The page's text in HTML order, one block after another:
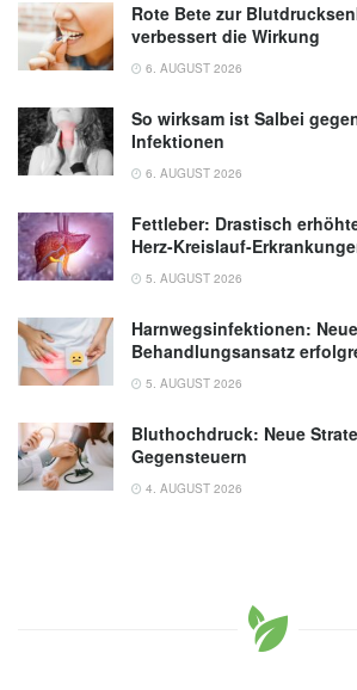
Rote Bete zur
verbessert die Wirkung
6. AUGUST 2026
So wirksam ist Salbei
Infektionen
6. AUGUST 2026
Fettleber: Drastisch
Herz-Kreislauf-
5. AUGUST 2026
Harnwegsinfektionen:
Behandlungsansatz
5. AUGUST 2026
Bluthochdruck: Neue
Gegensteuern
4. AUGUST 2026